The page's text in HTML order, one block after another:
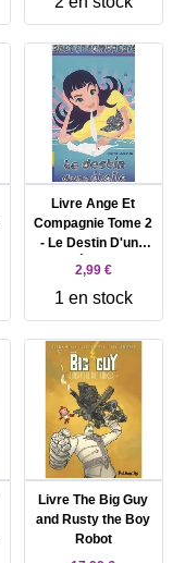
Livre Ange Et
Compagnie Tome 2
- Le Destin D'une
Étoile
2,99 €
1 en stock
Livre The Big Guy
and Rusty the Boy
Robot